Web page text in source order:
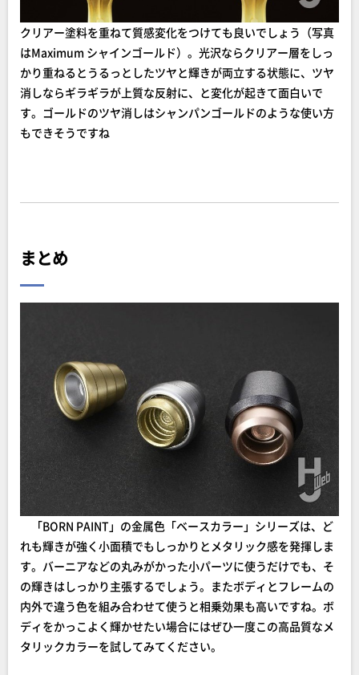
クリアー塗料を重ねて質感変化をつけても良いでしょう（写真
はMaximum シャインゴールド）。光沢ならクリアー層をしっ
かり重ねるとうるっとしたツヤと輝きが両立する状態に、ツヤ
消しならギラギラが上質な反射に、と変化が起きて面白いで
す。ゴールドのツヤ消しはシャンパンゴールドのような使い方
もできそうですね
まとめ
「BORN PAINT」の金属色「ベースカラー」シリーズは、ど
れも輝きが強く小面積でもしっかりとメタリック感を発揮しま
す。バーニアなどの丸みがかった小パーツに使うだけでも、そ
の輝きはしっかり主張するでしょう。またボディとフレームの
内外で違う色を組み合わせて使うと相乗効果も高いですね。ボ
ディをかっこよく輝かせたい場合にはぜひ一度この高品質なメ
タリックカラーを試してみてください。